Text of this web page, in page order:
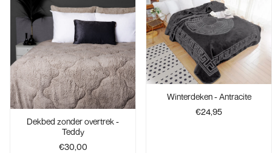
Dekbed zonder overtrek -
Teddy
€30,00
Winterdeken - Antracite
€24,95